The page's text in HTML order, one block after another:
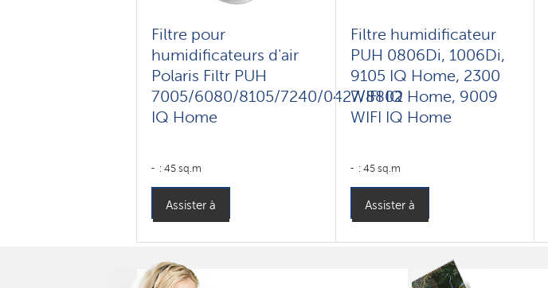
Filtre pour
humidificateurs d'air
Polaris Filtr PUH
7005/6080/8105/7240/0427/8802
IQ Home
: 45 sq.m
Assister à
Filtre humidificateur
PUH 0806Di, 1006Di,
9105 IQ Home, 2300
WIFI IQ Home, 9009
WIFI IQ Home
: 45 sq.m
Assister à